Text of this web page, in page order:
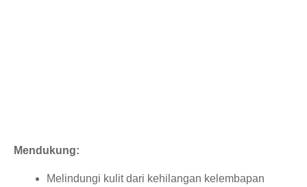
Mendukung:
Melindungi kulit dari kehilangan kelembapan